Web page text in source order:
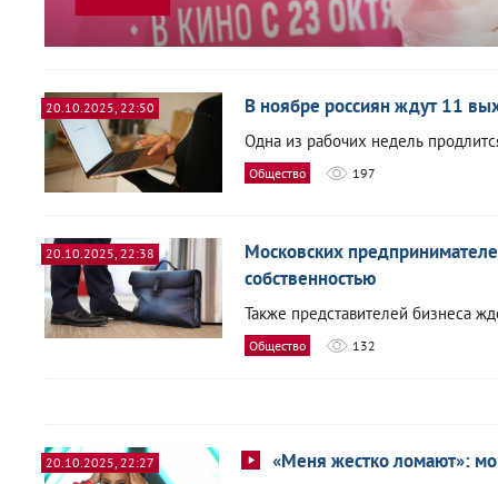
20.10.2025, 22:50 В ноябре россиян ждут 11
Одна из рабочих недель
Общество 197
20.10.2025, 22:38
Московских
собственностью
Также представителей бизнеса
Общество 132
20.10.2025, 22:27 «Меня жестко ломают»: